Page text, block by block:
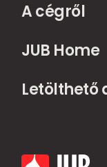
A cégről
JUB Home
Letölthető